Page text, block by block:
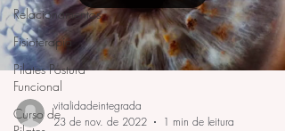
Relacionamentos
Fisioterapia
Pilates Postura
Funcional
Curso devitalidadeintegrada
23 de nov. de 2022
1 min de leitura